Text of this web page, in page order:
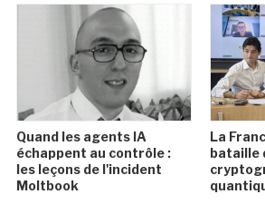
Quand les agents IA
échappent au contrôle :
les leçons de l'incident
Moltbook
La
bataille